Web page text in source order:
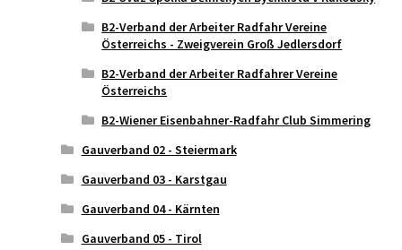
B2-Verband der Arbeiter Radfahr Vereine
Österreichs - Zweigverein Groß Jedlersdorf
B2-Verband der Arbeiter Radfahrer Vereine
Österreichs
B2-Wiener Eisenbahner-Radfahr Club Simmering
Gauverband 02 - Steiermark
Gauverband 03 - Karstgau
Gauverband 04 - Kärnten
Gauverband 05 - Tirol